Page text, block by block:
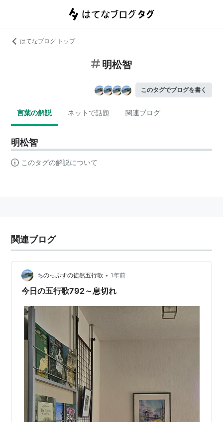
はてなブログ トップ
明松智
このタグでブログを書く
言葉の解説 ネットで話題 関連ブログ
明松智
このタグの解説について
関連ブログ
ちのっぷすの徒然五行歌 • 1年前
今日の五行歌792～息切れ